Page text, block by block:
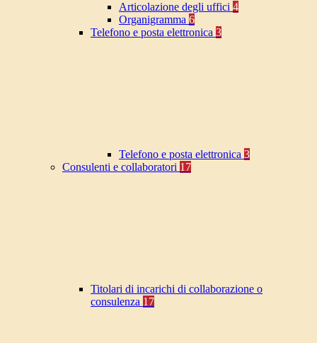
Articolazione degli uffici 4
Organigramma 6
Telefono e posta elettronica 3
Telefono e posta elettronica 3
Consulenti e collaboratori 17
Titolari di incarichi di collaborazione o
consulenza 17